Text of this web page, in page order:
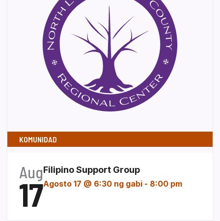
KOMUNIDAD
Aug
17
Filipino Support Group
Agosto 17 @ 6:30 ng gabi - 8:00 pm